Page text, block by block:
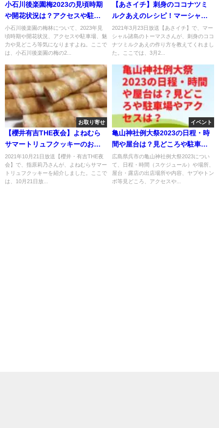
小石川後楽園梅2023の見頃時期
や開花状況は？アクセスや駐車
場は？
小石川後楽園の梅林について、2023年見
頃時期や開花状況、アクセスや駐車場、魅
力や見どころ等気になりますよね。ここで
は、小石川後楽園の梅の2...
【あさイチ】刺身のココナツミ
ルクあえのレシピ！マーシャル
諸島名物！3月23日
2021年3月23日放送【あさイチ】で、マー
シャル諸島のトーマスさんが、刺身のココ
ナツミルクあえの作り方を教えてくれまし
た。ここでは、3月2...
お取り寄せ
【櫻井有吉THE夜会】よねむら
サマートリュフクッキーのお取
り寄せ！レストラン米村の逸品
とは？10月21日
2021年10月21日放送【櫻井・有吉THE夜
会】で、指原莉乃さんが、よねむらサマー
トリュフクッキーを紹介しました。ここで
は、10月21日放...
イベント
亀山神社例大祭2023の日程・時
間や屋台は？見どころや駐車場
やアクセスは？
広島県呉市の亀山神社例大祭2023につい
て、日程・時間（スケジュール）や場所、
屋台・露店の出店場所や内容、ヤプやトン
ボ等見どころ、アクセスや...